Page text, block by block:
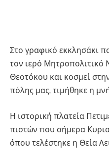
Στο γραφικό εκκλησάκι
τον ιερό Μητροπολιτικό
Θεοτόκου και κοσμεί
πόλης μας, τιμήθηκε η
Η ιστορική πλατεία
πιστών που σήμερα
όπου τελέστηκε η Θεία